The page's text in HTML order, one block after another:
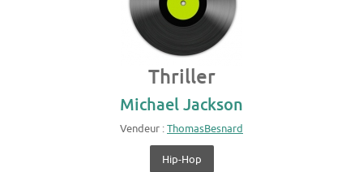
Thriller
Michael Jackson
Vendeur :ThomasBesnard
Hip-Hop